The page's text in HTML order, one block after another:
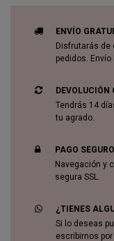
ENVÍO
Disfrutarás de
pedidos.
Tendrás 14
tu agrado.
PAGO SEGURO
Navegación y
segura SSL.
¿TIENES
Si lo deseas
escribirnos